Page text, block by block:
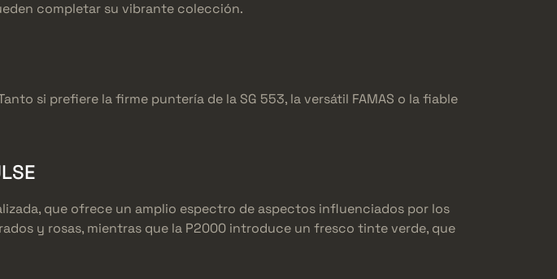
completar su vibrante colección.
si prefiere la firme puntería de la SG 553, la versátil FAMAS o la fiable
que ofrece un amplio espectro de aspectos influenciados por los
y rosas, mientras que la P2000 introduce un fresco tinte verde, que